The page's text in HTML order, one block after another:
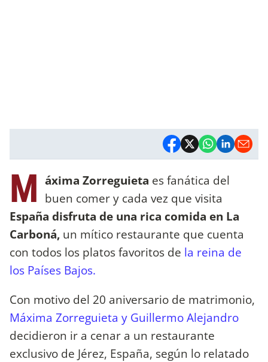
M áxima Zorreguieta es fanática del
buen comer y cada vez que visita
España disfruta de una rica comida en La
Carboná, un mítico restaurante que cuenta
con todos los platos favoritos de la reina de
los Países Bajos.
Con motivo del 20 aniversario de matrimonio,
Máxima Zorreguieta y Guillermo Alejandro
decidieron ir a cenar a un restaurante
exclusivo de Jérez, España, según lo relatado